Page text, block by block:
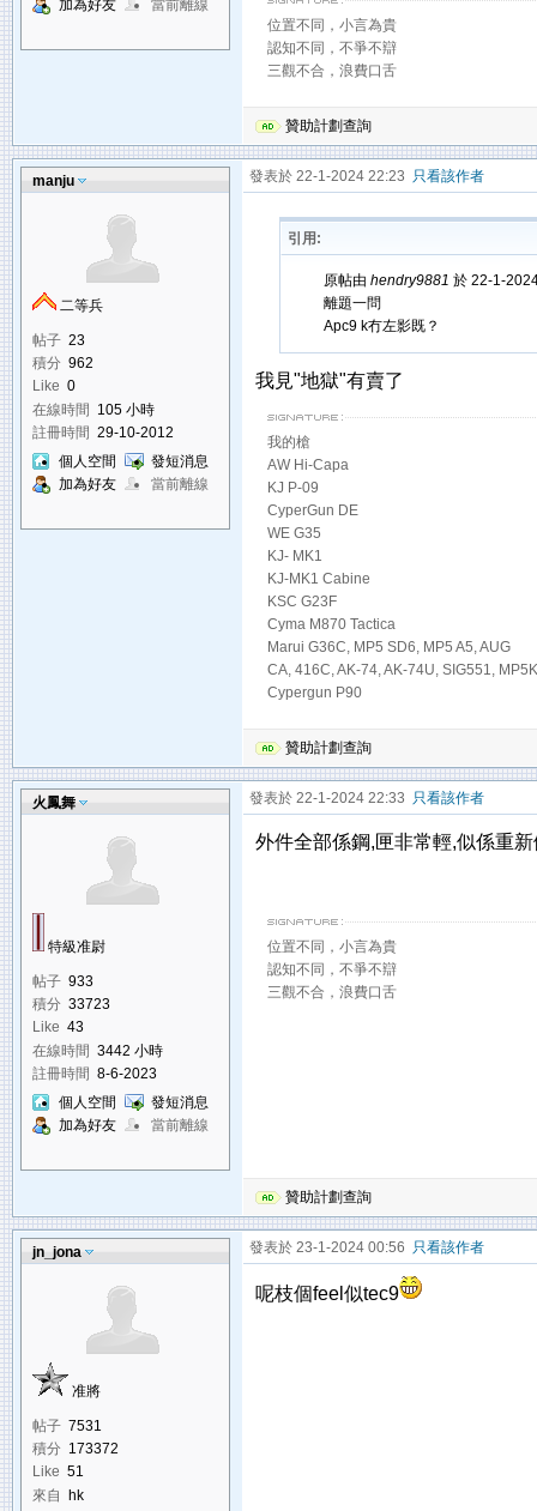
加為好友
當前離線
位置不同，小言為貴
認知不同，不爭不辯
三觀不合，浪費口舌
贊助計劃查詢
manju
二等兵
帖子 23
積分 962
Like 0
在線時間 105 小時
註冊時間 29-10-2012
個人空間
發短消息
加為好友
當前離線
發表於 22-1-2024 22:23 只看該作者
引用:
原帖由 hendry9881 於 22-1-
離題一問
Apc9 k冇左影既？
我見"地獄"有賣了
我的槍
AW Hi-Capa
KJ P-09
CyperGun DE
WE G35
KJ- MK1
KJ-MK1 Cabine
KSC G23F
Cyma M870 Tactica
Marui G36C, MP5 SD6, MP5 A5, AUG
CA, 416C, AK-74, AK-74U, SIG551,
Cypergun P90
贊助計劃查詢
火鳳舞
特級准尉
帖子 933
積分 33723
Like 43
在線時間 3442 小時
註冊時間 8-6-2023
個人空間
發短消息
加為好友
當前離線
發表於 22-1-2024 22:33 只看該作者
外件全部係鋼,匣非常輕,似係重
位置不同，小言為貴
認知不同，不爭不辯
三觀不合，浪費口舌
贊助計劃查詢
jn_jona
准將
帖子 7531
積分 173372
Like 51
來自 hk
發表於 23-1-2024 00:56 只看該作者
呢枝個feel似tec9